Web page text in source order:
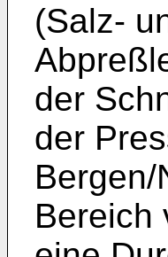
(Salz-
der
der
Bereich